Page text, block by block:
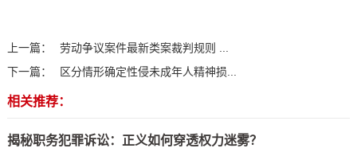
上一篇：
劳动争议案件最新类案裁判规则 ...
下一篇：
区分情形确定性侵未成年人精神损...
相关推荐：
揭秘职务犯罪诉讼：正义如何穿透权力迷雾？